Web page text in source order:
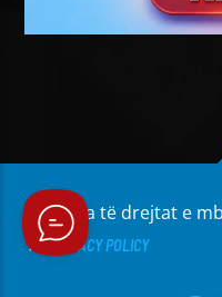
Të gjitha të drejtat e
PRIVACY POLICY